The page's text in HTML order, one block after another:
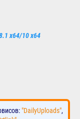
x64/10 x64
"DailyUploads",